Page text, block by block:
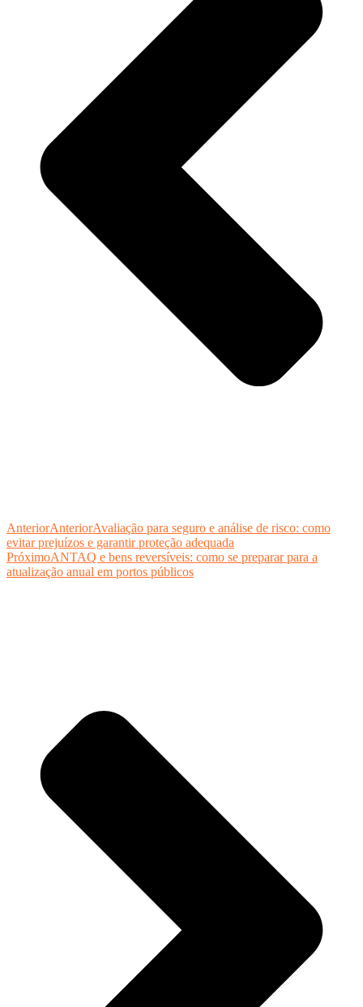
AnteriorAnteriorAvaliação para seguro e análise de risco: como
evitar prejuízos e garantir proteção adequada
PróximoANTAQ e bens reversíveis: como se preparar para a
atualização anual em portos públicos